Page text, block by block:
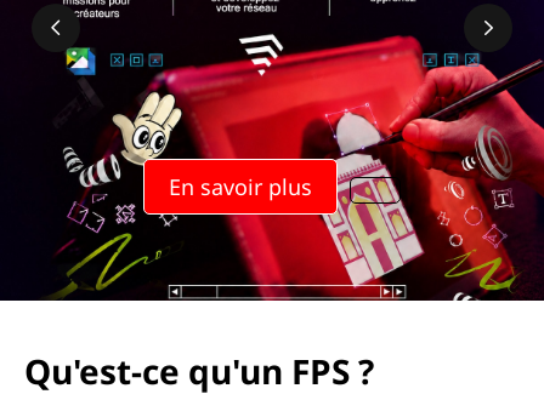
En savoir plus
Qu'est-ce qu'un FPS ?